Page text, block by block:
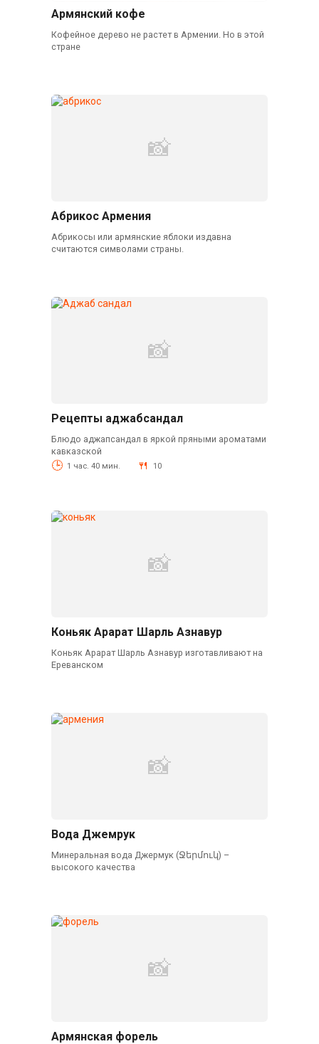
Армянский кофе
Кофейное дерево не растет в Армении. Но в этой
стране
Абрикос Армения
Абрикосы или армянские яблоки издавна
считаются символами страны.
Рецепты аджабсандал
Блюдо аджапсандал в яркой пряными ароматами
кавказской
1 час. 40 мин. 10
Коньяк Арарат Шарль Азнавур
Коньяк Арарат Шарль Азнавур изготавливают на
Ереванском
Вода Джемрук
Минеральная вода Джермук (Ջերմուկ) –
высокого качества
Армянская форель